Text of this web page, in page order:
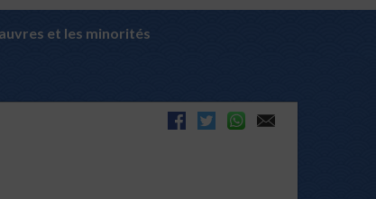
et les minorités